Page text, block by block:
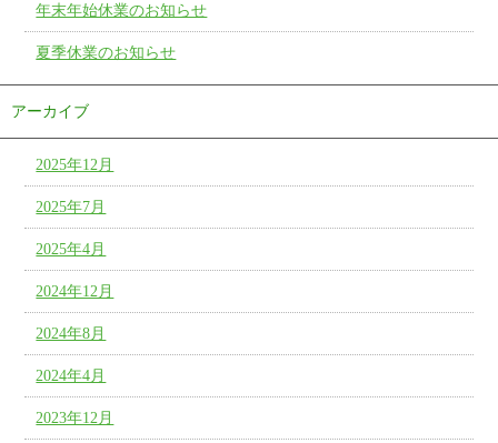
年末年始休業のお知らせ
夏季休業のお知らせ
アーカイブ
2025年12月
2025年7月
2025年4月
2024年12月
2024年8月
2024年4月
2023年12月